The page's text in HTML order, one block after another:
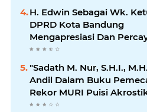
H. Edwin Sebagai Wk.
DPRD Kota Bandung
Mengapresiasi Dan
Penuh Kepada
Lpm Kota Bandung
2021-2026
"Sadath M. Nur, S.H.I.,
Andil Dalam Buku
Rekor MURI Puisi
Terbanyak